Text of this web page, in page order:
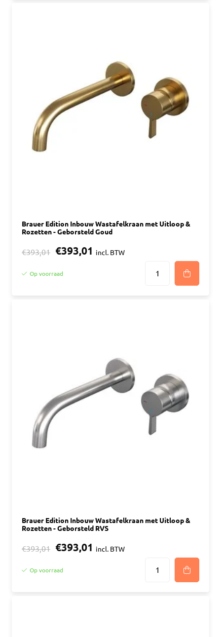
Brauer Edition Inbouw Wastafelkraan met Uitloop &
Rozetten - Geborsteld Goud
€393,01 €393,01 incl. BTW
Op voorraad
Brauer Edition Inbouw Wastafelkraan met Uitloop &
Rozetten - Geborsteld RVS
€393,01 €393,01 incl. BTW
Op voorraad